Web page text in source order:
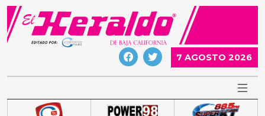
Skip
content
7 AGOSTO 2026